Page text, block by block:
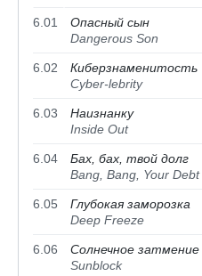
6.01
Опасный сын
Dangerous Son
6.02
Киберзнаменитость
Cyber-lebrity
6.03
Наизнанку
Inside Out
6.04
Бах, бах, твой долг
Bang, Bang, Your Debt
6.05
Глубокая заморозка
Deep Freeze
6.06
Солнечное затмение
Sunblock